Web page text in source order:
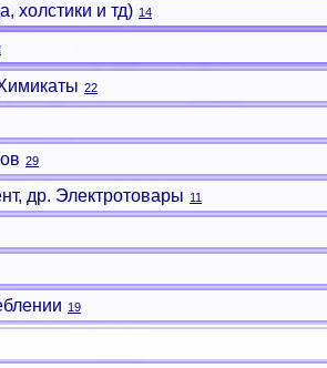
холстики и тд) 14
22
29
др. Электротовары 11
19